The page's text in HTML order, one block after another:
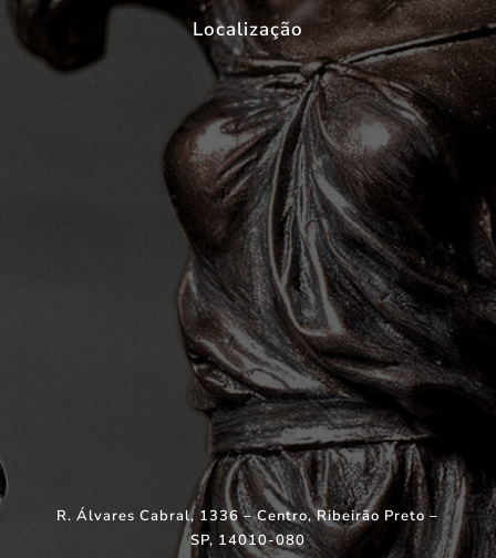
Localização
R. Álvares Cabral, 1336 – Centro, Ribeirão Preto –
SP, 14010-080